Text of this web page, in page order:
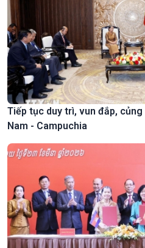
Tiếp tục duy trì, vun đắp,
Nam - Campuchia